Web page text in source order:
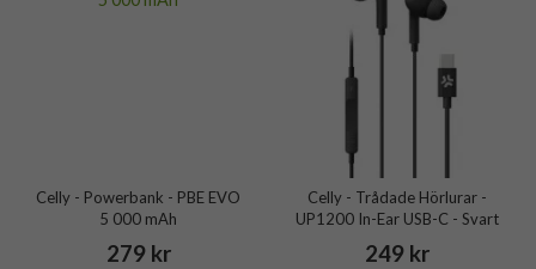
Celly - Powerbank - PBE EVO
5 000 mAh
279 kr
Celly - Trådade Hörlurar -
UP1200 In-Ear USB-C - Svart
249 kr